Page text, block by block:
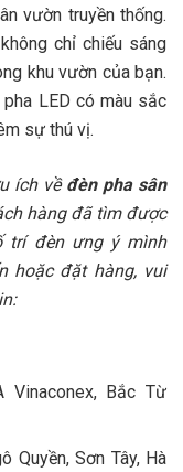
vườn truyền thống.
chỉ chiếu sáng
khu vườn của bạn.
LED có màu sắc
sự thú vị.
ích về đèn pha sân
hàng đã tìm được
trí đèn ưng ý mình
hoặc đặt hàng, vui
Vinaconex, Bắc Từ
Quyền, Sơn Tây, Hà